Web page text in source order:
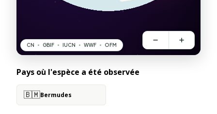
Pays où l'espèce a été observée
🇧🇲Bermudes